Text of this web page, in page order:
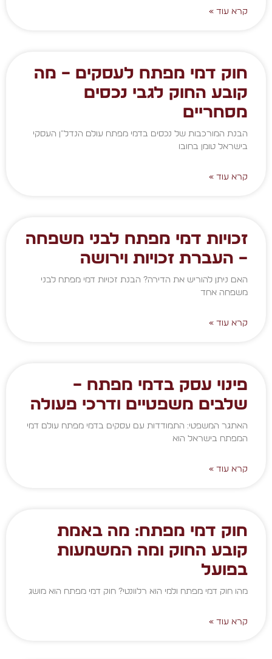
קרא עוד »
חוק דמי מפתח לעסקים – מה
קובע החוק לגבי נכסים
מסחריים
הבנת המורכבות של נכסים בדמי מפתח עולם הנדל"ן העסקי
בישראל טומן בחובו
קרא עוד »
זכויות דמי מפתח לבני משפחה
– העברת זכויות וירושה
האם ניתן להוריש את הדירה? הבנת זכויות דמי מפתח לבני
משפחה אחד
קרא עוד »
פינוי עסק בדמי מפתח –
שלבים משפטיים ודרכי פעולה
האתגר המשפטי: התמודדות עם עסקים בדמי מפתח עולם דמי
המפתח בישראל הוא
קרא עוד »
חוק דמי מפתח: מה באמת
קובע החוק ומה המשמעות
בפועל
מהו חוק דמי מפתח ולמי הוא רלוונטי? חוק דמי מפתח הוא מושג
קרא עוד »